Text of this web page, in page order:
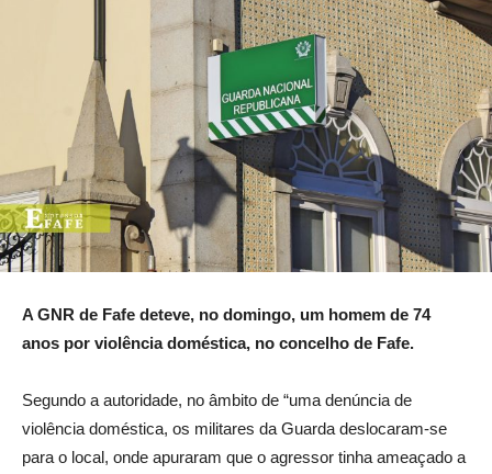
A GNR de Fafe deteve, no domingo, um homem de 74
anos por violência doméstica, no concelho de Fafe.
Segundo a autoridade, no âmbito de “uma denúncia de
violência doméstica, os militares da Guarda deslocaram-se
para o local, onde apuraram que o agressor tinha ameaçado a